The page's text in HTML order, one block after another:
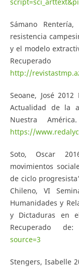
Sámano
resistencia
y el modelo
http://
Seoane, José
Actualidad de la
Nuestra
https://
Soto, Oscar
movimientos
de ciclo
Chileno, VI
Humanidades y
y Dictaduras en
Recuperado
source=3
Stengers, Isabelle